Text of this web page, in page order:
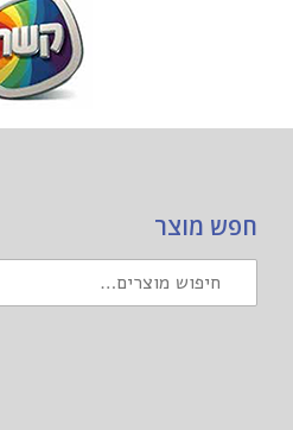
חפש מוצר